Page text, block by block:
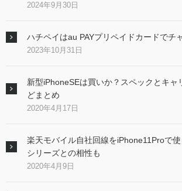
2024年9月30日
ハチペイはau PAYプリペイドカードでチ
2023年10月31日
新型iPhoneSEは買いか？スペックとキャ
どまとめ
2020年4月17日
楽天モバイル自社回線をiPhone11Proで
シリーズとの相性も
2020年4月9日